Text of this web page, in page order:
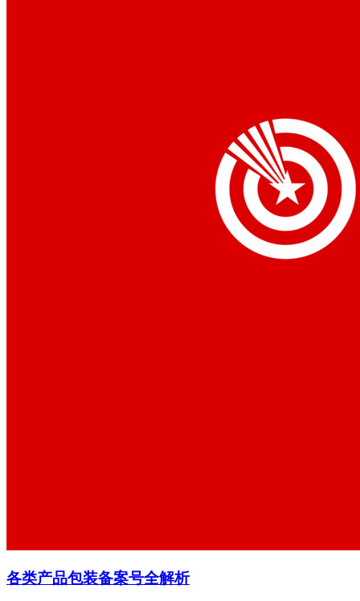
各类产品包装备案号全解析